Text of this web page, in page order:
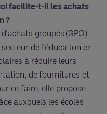
facilite-t-il les achats
?
groupés (GPO)
de l'éducation en
à réduire leurs
de fournitures et
ce faire, elle propose
auxquels les écoles